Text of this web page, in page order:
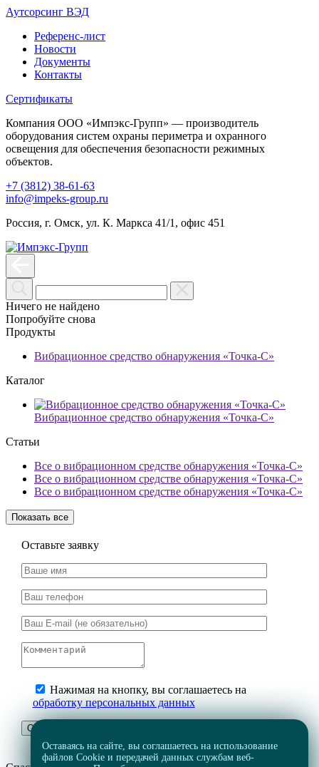
Оставаясь на сайте, вы соглашаетесь на использование
файлов Cookie и передачей данных службам веб-
Аутсорсинг ВЭД
Референс-лист
Новости
Документы
Контакты
Сертификаты
Компания ООО «Импэкс-Групп» — производитель
оборудования систем охраны периметра и охранного
освещения для обеспечения безопасности режимных
объектов.
+7 (3812) 38-61-63
info@impeks-group.ru
Россия, г. Омск, ул. К. Маркса 41/1, офис 451
Ничего не найдено
Попробуйте снова
Продукты
Вибрационное средство обнаружения «Точка-С»
Каталог
Вибрационное средство обнаружения «Точка-С»
Статьи
Все о вибрационном средстве обнаружения «Точка-С»
Все о вибрационном средстве обнаружения «Точка-С»
Все о вибрационном средстве обнаружения «Точка-С»
Показать все
Оставьте заявку
Нажимая на кнопку, вы соглашаетесь на
обработку персональных данных